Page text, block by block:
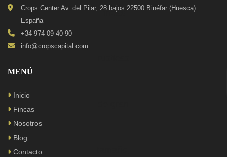
Crops Center Av. del Pilar, 28 bajos 22500 Binéfar (Huesca)
España
+34 974 09 40 90
info@cropscapital.com
MENÚ
Inicio
Fincas
Nosotros
Blog
Contacto